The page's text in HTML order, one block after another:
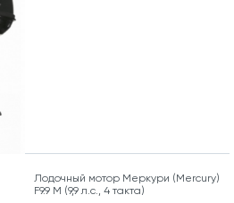
Лодочный мотор Меркури (Mercury)
F9.9 M (9,9 л.с., 4 такта)